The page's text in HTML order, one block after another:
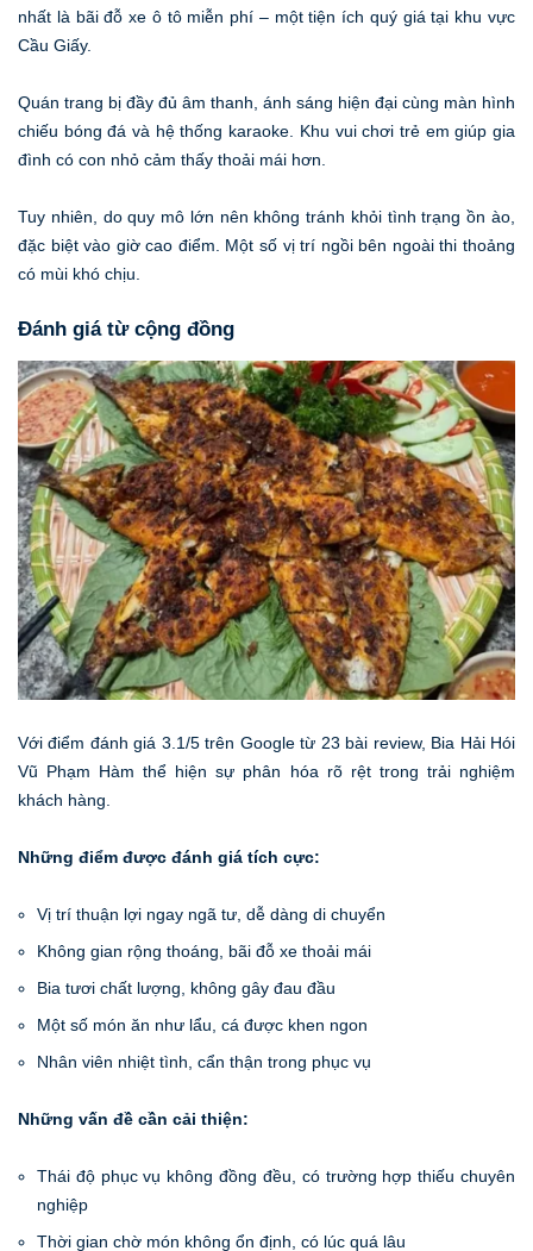
nhất là bãi đỗ xe ô tô miễn phí – một tiện ích quý giá tại khu vực
Cầu Giấy.
Quán trang bị đầy đủ âm thanh, ánh sáng hiện đại cùng màn hình
chiếu bóng đá và hệ thống karaoke. Khu vui chơi trẻ em giúp gia
đình có con nhỏ cảm thấy thoải mái hơn.
Tuy nhiên, do quy mô lớn nên không tránh khỏi tình trạng ồn ào,
đặc biệt vào giờ cao điểm. Một số vị trí ngồi bên ngoài thi thoảng
có mùi khó chịu.
Đánh giá từ cộng đồng
Với điểm đánh giá 3.1/5 trên Google từ 23 bài review, Bia Hải Hói
Vũ Phạm Hàm thể hiện sự phân hóa rõ rệt trong trải nghiệm
khách hàng.
Những điểm được đánh giá tích cực:
Vị trí thuận lợi ngay ngã tư, dễ dàng di chuyển
Không gian rộng thoáng, bãi đỗ xe thoải mái
Bia tươi chất lượng, không gây đau đầu
Một số món ăn như lẩu, cá được khen ngon
Nhân viên nhiệt tình, cẩn thận trong phục vụ
Những vấn đề cần cải thiện:
Thái độ phục vụ không đồng đều, có trường hợp thiếu chuyên
nghiệp
Thời gian chờ món không ổn định, có lúc quá lâu